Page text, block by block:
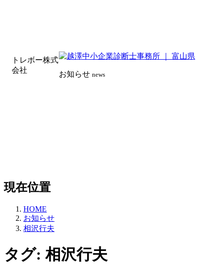
トレボー株式
会社
お知らせ news
現在位置
HOME
お知らせ
相沢行夫
タグ:相沢行夫